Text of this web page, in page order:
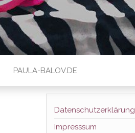
PAULA-BALOV.DE
Datenschutzerklärung
Impresssum